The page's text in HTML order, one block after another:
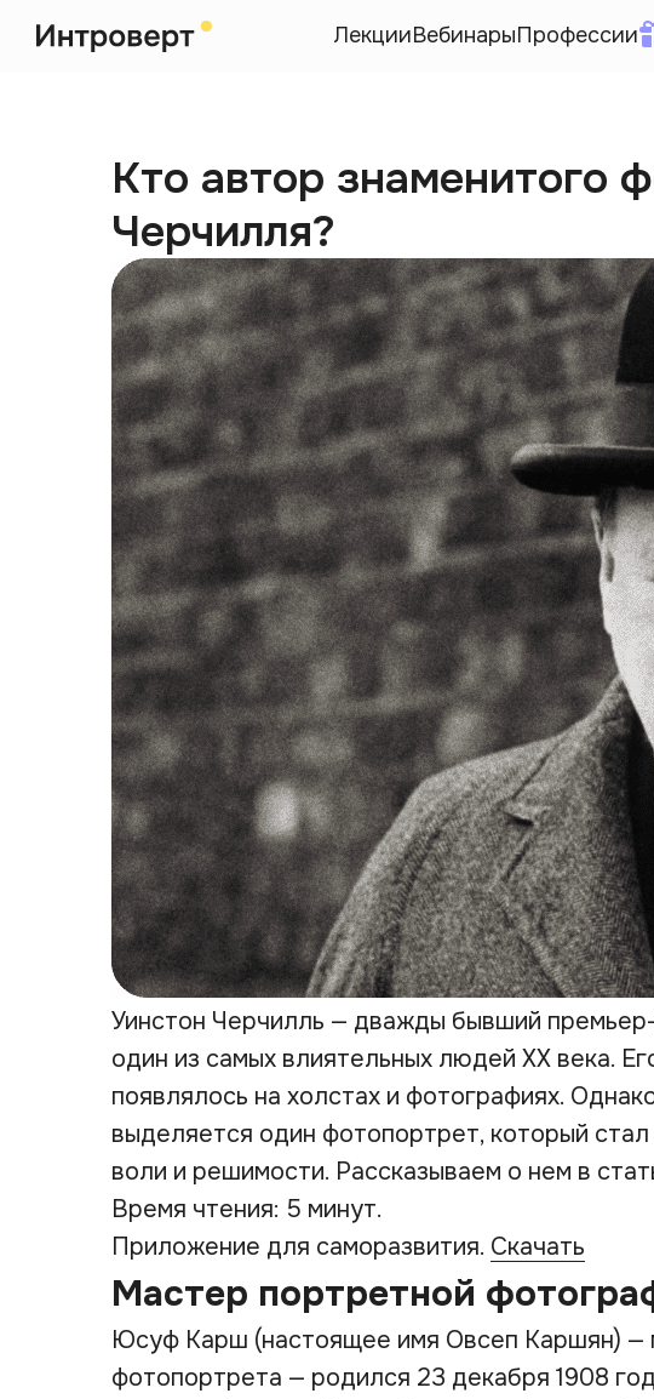
ЛекцииВебинарыПрофессии
Кто автор знаменитого
Черчилля?
Уинстон Черчилль — дважды бывший
один из самых влиятельных людей XX века.
появлялось на холстах и фотографиях.
выделяется один фотопортрет, который
воли и решимости. Рассказываем о нем в
Время чтения: 5 минут.
Приложение для саморазвития. Скачать
Мастер портретной
Юсуф Карш (настоящее имя Овсеп Каршян) —
фотопортрета — родился 23 декабря 1908